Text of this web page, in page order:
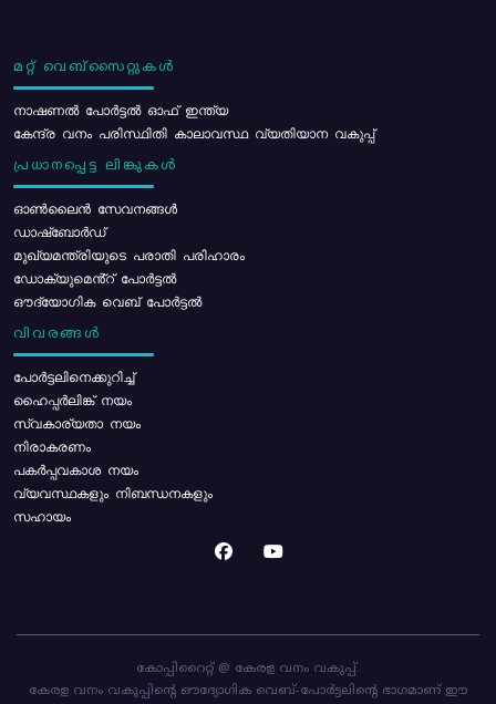
മറ്റ് വെബ്സൈറ്റുകൾ
നാഷണൽ പോർട്ടൽ ഓഫ് ഇന്ത്യ
കേന്ദ്ര വനം പരിസ്ഥിതി കാലാവസ്ഥ വ്യതിയാന വകുപ്പ്
പ്രധാനപ്പെട്ട ലിങ്കുകൾ
ഓൺലൈൻ സേവനങ്ങൾ
ഡാഷ്ബോർഡ്
മുഖ്യമന്ത്രിയുടെ പരാതി പരിഹാരം
ഡോക്യുമെൻ്റ് പോർട്ടൽ
ഔദ്യോഗിക വെബ് പോർട്ടൽ
വിവരങ്ങൾ
പോര്‍ട്ടലിനെക്കുറിച്ച്
ഹൈപ്പർലിങ്ക് നയം
സ്വകാര്യതാ നയം
നിരാകരണം
പകർപ്പവകാശ നയം
വ്യവസ്ഥകളും നിബന്ധനകളും
സഹായം
കോപ്പിറൈറ്റ് @ കേരള വനം വകുപ്പ്.
കേരള വനം വകുപ്പിന്റെ ഔദ്യോഗിക വെബ്-പോർട്ടലിന്റെ ഭാഗമാണ് ഈ